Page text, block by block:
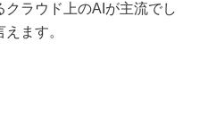
ラウド上のAIが主流でし
ます。